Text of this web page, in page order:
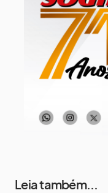
14 de agosto
Sexta-Feira
15 de agosto
Sábado
Leia também...